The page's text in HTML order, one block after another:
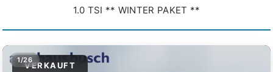
1.0 TSI ** WINTER PAKET **
VERKAUFT
1/26